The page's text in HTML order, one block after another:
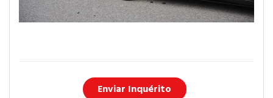
Enviar Inquérito